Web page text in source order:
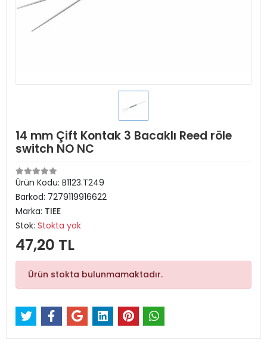
14 mm Çift Kontak 3 Bacaklı Reed röle
switch NO NC
Ürün Kodu: B1123.T249
Barkod: 7279119916622
Marka: TIEE
Stok: Stokta yok
47,20 TL
Ürün stokta bulunmamaktadır.